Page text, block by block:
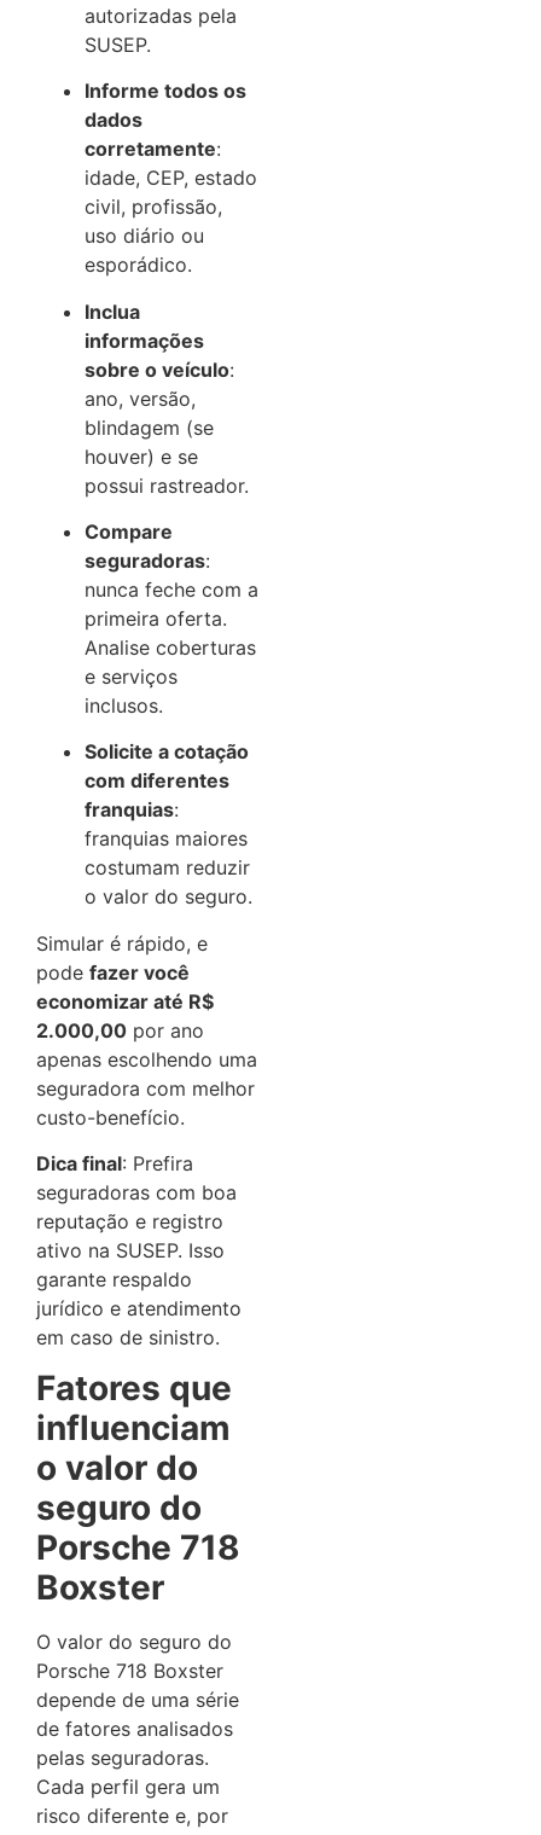
autorizadas pela
SUSEP.
Informe todos os
dados
corretamente:
idade, CEP, estado
civil, profissão,
uso diário ou
esporádico.
Inclua
informações
sobre o veículo:
ano, versão,
blindagem (se
houver) e se
possui rastreador.
Compare
seguradoras:
nunca feche com a
primeira oferta.
Analise coberturas
e serviços
inclusos.
Solicite a cotação
com diferentes
franquias:
franquias maiores
costumam reduzir
o valor do seguro.
Simular é rápido, e
pode fazer você
economizar até R$
2.000,00 por ano
apenas escolhendo uma
seguradora com melhor
custo-benefício.
Dica final: Prefira
seguradoras com boa
reputação e registro
ativo na SUSEP. Isso
garante respaldo
jurídico e atendimento
em caso de sinistro.
Fatores que
influenciam
o valor do
seguro do
Porsche 718
Boxster
O valor do seguro do
Porsche 718 Boxster
depende de uma série
de fatores analisados
pelas seguradoras.
Cada perfil gera um
risco diferente e, por